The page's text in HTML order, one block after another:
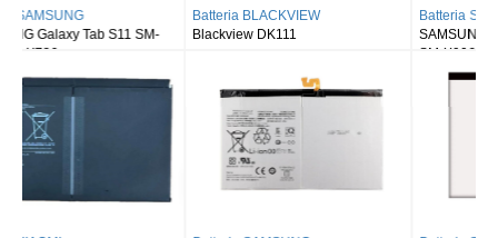
Batteria BLACKVIEW
Blackview DK111
Batteria SAMSUNG
SAMSUNG Galaxy Tab S8 Ultra